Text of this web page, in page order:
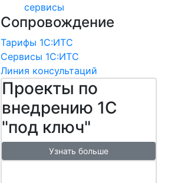
сервисы
Сопровождение
Тарифы 1С:ИТС
Сервисы 1С:ИТС
Линия консультаций
Проекты по
внедрению 1С
"под ключ"
Узнать больше